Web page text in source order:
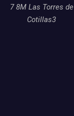
7 8M Las Torres de
Cotillas3